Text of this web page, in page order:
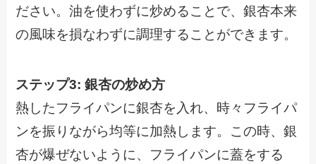
ださい。油を使わずに炒めることで、銀杏本来
の風味を損なわずに調理することができます。
ステップ3: 銀杏の炒め方
熱したフライパンに銀杏を入れ、時々フライパ
ンを振りながら均等に加熱します。この時、銀
杏が爆ぜないように、フライパンに蓋をする